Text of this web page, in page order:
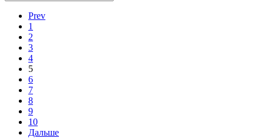
Prev
1
2
3
4
5
6
7
8
9
10
Дальше